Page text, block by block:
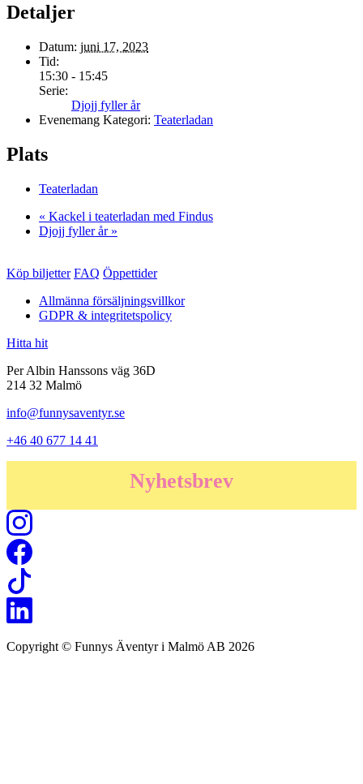
Detaljer
Datum: juni 17, 2023
Tid:
15:30 - 15:45
Serie:
Djojj fyller år
Evenemang Kategori: Teaterladan
Plats
Teaterladan
« Kackel i teaterladan med Findus
Djojj fyller år »
Köp biljetter FAQ Öppettider
Allmänna försäljningsvillkor
GDPR & integritetspolicy
Hitta hit
Per Albin Hanssons väg 36D
214 32 Malmö
info@funnysaventyr.se
+46 40 677 14 41
Nyhetsbrev
Copyright © Funnys Äventyr i Malmö AB 2026